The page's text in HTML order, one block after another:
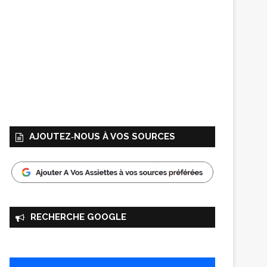
AJOUTEZ‑NOUS À VOS SOURCES
RECHERCHE GOOGLE